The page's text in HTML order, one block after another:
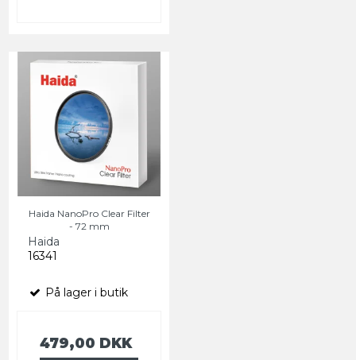
Haida NanoPro Clear Filter
- 72 mm
Haida
16341
På lager i butik
479,00 DKK